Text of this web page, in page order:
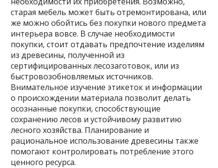
старая мебель может быть отремонтирована, или
же можно обойтись без покупки нового предмета
интерьера вовсе. В случае необходимости
покупки, стоит отдавать предпочтение изделиям
из древесины, полученной из
сертифицированных лесозаготовок, или из
быстровозобновляемых источников.
Внимательное изучение этикеток и информации
о происхождении материала позволит делать
осознанные покупки, способствующие
сохранению лесов и устойчивому развитию
лесного хозяйства. Планирование и
рациональное использование древесины также
помогают контролировать потребление этого
ценного ресурса.